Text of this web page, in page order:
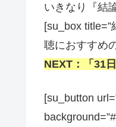
いきなり『結
[su_box
聴におすすめ
NEXT：「31
[su_button